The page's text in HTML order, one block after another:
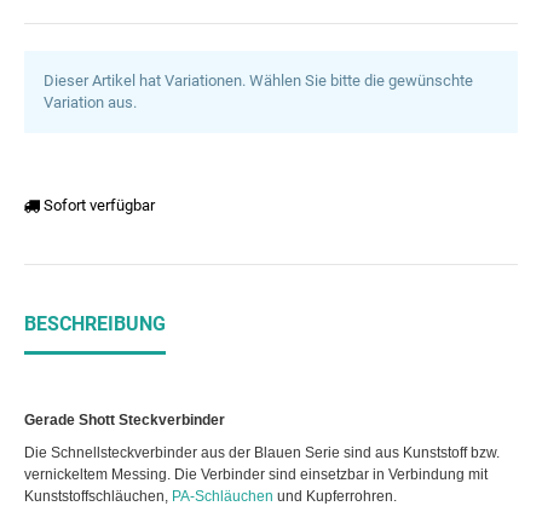
Dieser Artikel hat Variationen. Wählen Sie bitte die gewünschte
Variation aus.
Sofort verfügbar
BESCHREIBUNG
Gerade Shott Steckverbinder
Die Schnellsteckverbinder aus der Blauen Serie sind aus Kunststoff bzw.
vernickeltem Messing. Die Verbinder sind einsetzbar in Verbindung mit
Kunststoffschläuchen, PA-Schläuchen und Kupferrohren.